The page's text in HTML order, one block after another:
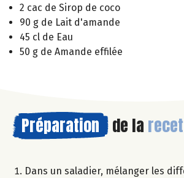
2 cac de Sirop de coco
90 g de Lait d'amande
45 cl de Eau
50 g de Amande effilée
Préparation de la
Dans un saladier, mélanger les